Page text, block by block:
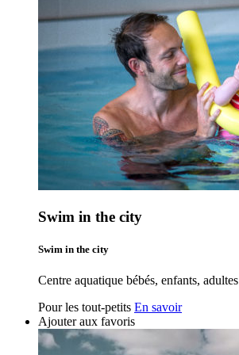
Swim in the city
Swim in the city
Centre aquatique bébés, enfants, adultes
Pour les tout-petits En savoir
Ajouter aux favoris